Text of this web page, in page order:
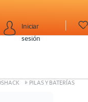
Iniciar
sesión
PILAS Y BATERÍAS